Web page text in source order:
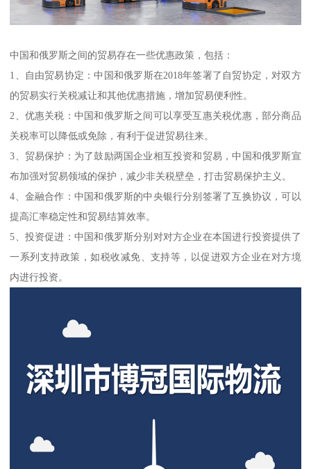
中国和俄罗斯之间的贸易存在一些优惠政策，包括：
1、自由贸易协定：中国和俄罗斯在2018年签署了自贸协定，对双方
的贸易实行关税减让和其他优惠措施，增加贸易便利性。
2、优惠关税：中国和俄罗斯之间可以享受互惠关税优惠，部分商品
关税率可以降低或免除，有利于促进贸易往来。
3、贸易保护：为了鼓励两国企业相互投资和贸易，中国和俄罗斯宣
布加强对贸易领域的保护，减少非关税壁垒，打击贸易保护主义。
4、金融合作：中国和俄罗斯的中央银行分别签署了互换协议，可以
提高汇率稳定性和贸易结算效率。
5、投资促进：中国和俄罗斯分别对对方企业在本国进行投资提供了
一系列支持政策，如税收减免、支持等，以促进双方企业在对方境
内进行投资。